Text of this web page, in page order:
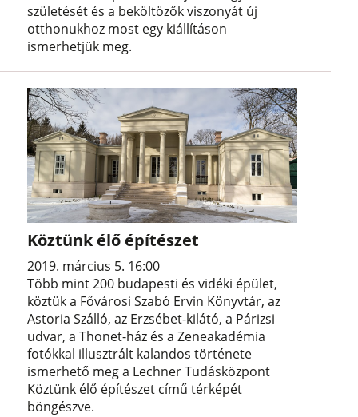
születését és a beköltözők viszonyát új
otthonukhoz most egy kiállításon
ismerhetjük meg.
Köztünk élő építészet
2019. március 5. 16:00
Több mint 200 budapesti és vidéki épület,
köztük a Fővárosi Szabó Ervin Könyvtár, az
Astoria Szálló, az Erzsébet-kilátó, a Párizsi
udvar, a Thonet-ház és a Zeneakadémia
fotókkal illusztrált kalandos története
ismerhető meg a Lechner Tudásközpont
Köztünk élő építészet című térképét
böngészve.